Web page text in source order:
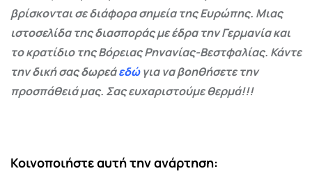
βρίσκονται σε διάφορα σημεία της Ευρώπης. Μιας
ιστοσελίδα της διασποράς με έδρα την Γερμανία και
το κρατίδιο της Βόρειας Ρηνανίας-Βεστφαλίας. Κάντε
την δική σας δωρεάεδώγια να βοηθήσετε την
προσπάθειά μας. Σας ευχαριστούμε θερμά!!!
Κοινοποιήστε αυτή την ανάρτηση: